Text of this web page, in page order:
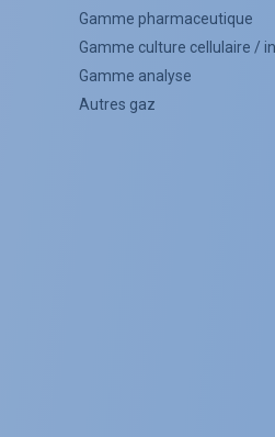
Gamme pharmaceutique
Gamme culture cellulaire /
Gamme analyse
Autres gaz